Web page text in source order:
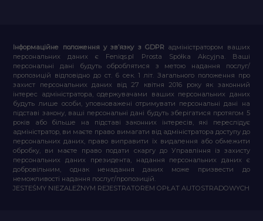
Інформаційне положення у зв’язку з GDPR адміністратором ваших
персональних даних є Feniqs.pl Prosta Spółka Akcyjna. Ваші
персональні дані будуть оброблятися з метою надання послуг/
пропозицій відповідно до ст. 6 сек. 1 літ. Загального положення про
захист персональних даних від 27 квітня 2016 року як законний
інтерес адміністратора, одержувачами ваших персональних даних
будуть лише особи, уповноважені отримувати персональні дані на
підставі закону, ваші персональні дані будуть зберігатися протягом 5
років або більше на підставі законних інтересів, які переслідує
адміністратор, ви маєте право вимагати від адміністратора доступу до
персональних даних, право виправити їх видалення або обмежити
обробку, ви маєте право подати скаргу до Управління із захисту
персональних даних президента, надання персональних даних є
добровільним, однак ненадання даних може призвести до
неможливості надання послуг/пропозицій.
JESTEŚMY NIEZALEŻNYM REJESTRATOREM OPŁAT AUTOSTRADOWYCH